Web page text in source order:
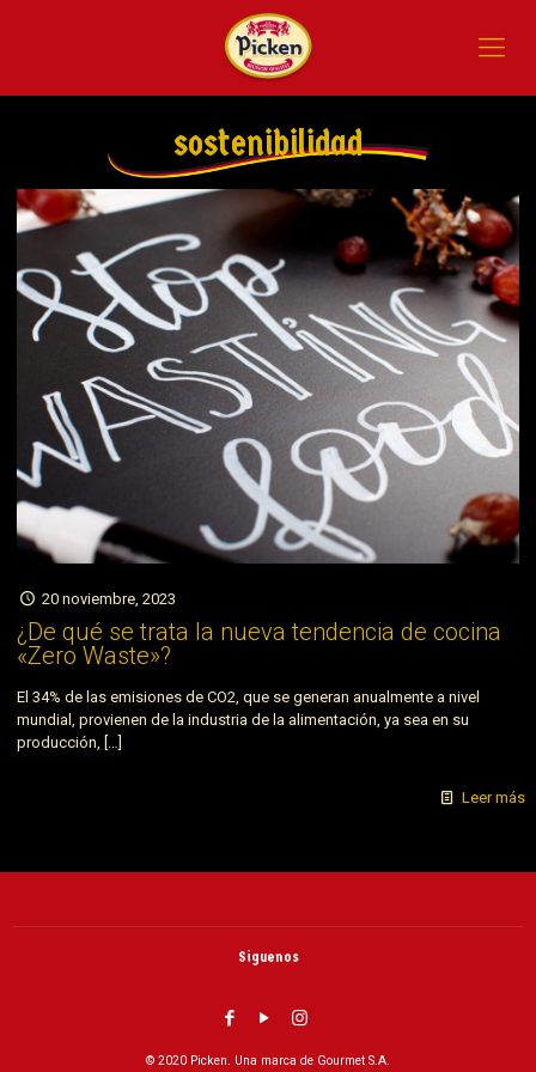
sostenibilidad
20 noviembre, 2023
¿De qué se trata la nueva tendencia de cocina
«Zero Waste»?
El 34% de las emisiones de CO2, que se generan anualmente a nivel
mundial, provienen de la industria de la alimentación, ya sea en su
producción, […]
Leer más
Siguenos
© 2020 Picken. Una marca de Gourmet S.A.